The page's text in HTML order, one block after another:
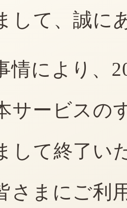
して、誠に
情により、
サービスの
して終了い
さまにご利